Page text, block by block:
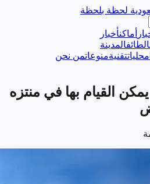
لحظة بلحظة
أماكنأخبار
الطائفالمدينة
محلياتتقنيةمنوعاتمن نحن
يمكن القيام بها في منتزه